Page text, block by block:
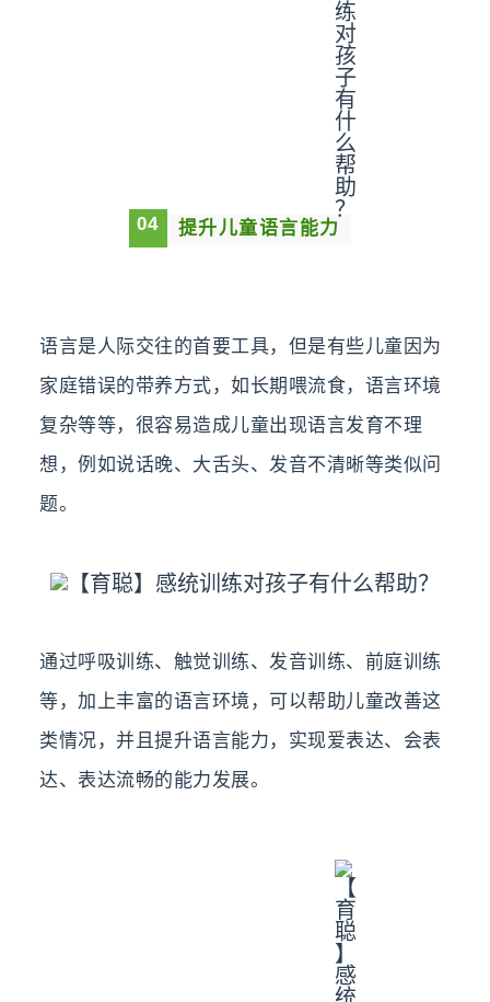
04 提升儿童语言能力
语言是人际交往的首要工具，但是有些儿童因为
家庭错误的带养方式，如长期喂流食，语言环境
复杂等等，很容易造成儿童出现语言发育不理
想，例如说话晚、大舌头、发音不清晰等类似问
题。
通过呼吸训练、触觉训练、发音训练、前庭训练
等，加上丰富的语言环境，可以帮助儿童改善这
类情况，并且提升语言能力，实现爱表达、会表
达、表达流畅的能力发展。